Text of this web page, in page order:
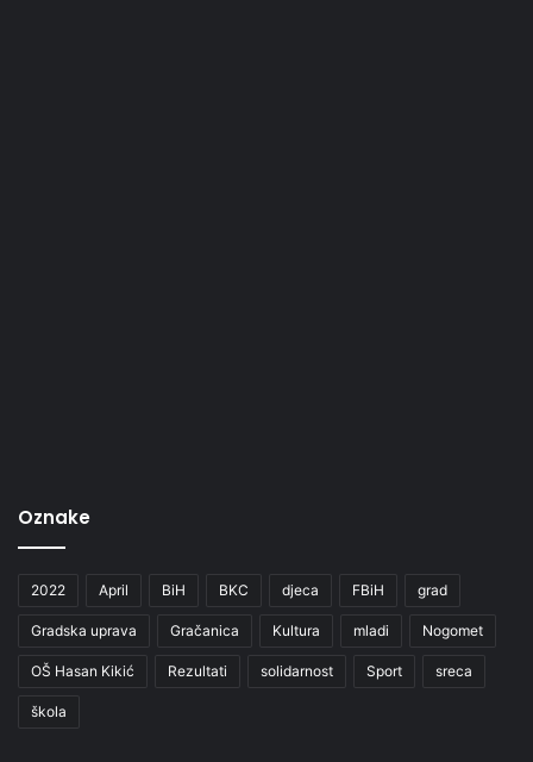
Oznake
2022 April BiH BKC djeca FBiH grad
Gradska uprava Gračanica Kultura mladi Nogomet
OŠ Hasan Kikić Rezultati solidarnost Sport sreca
škola